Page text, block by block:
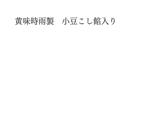
黄味時雨製 小豆こし餡入り